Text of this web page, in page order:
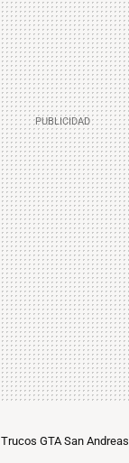
Trucos GTA San Andreas